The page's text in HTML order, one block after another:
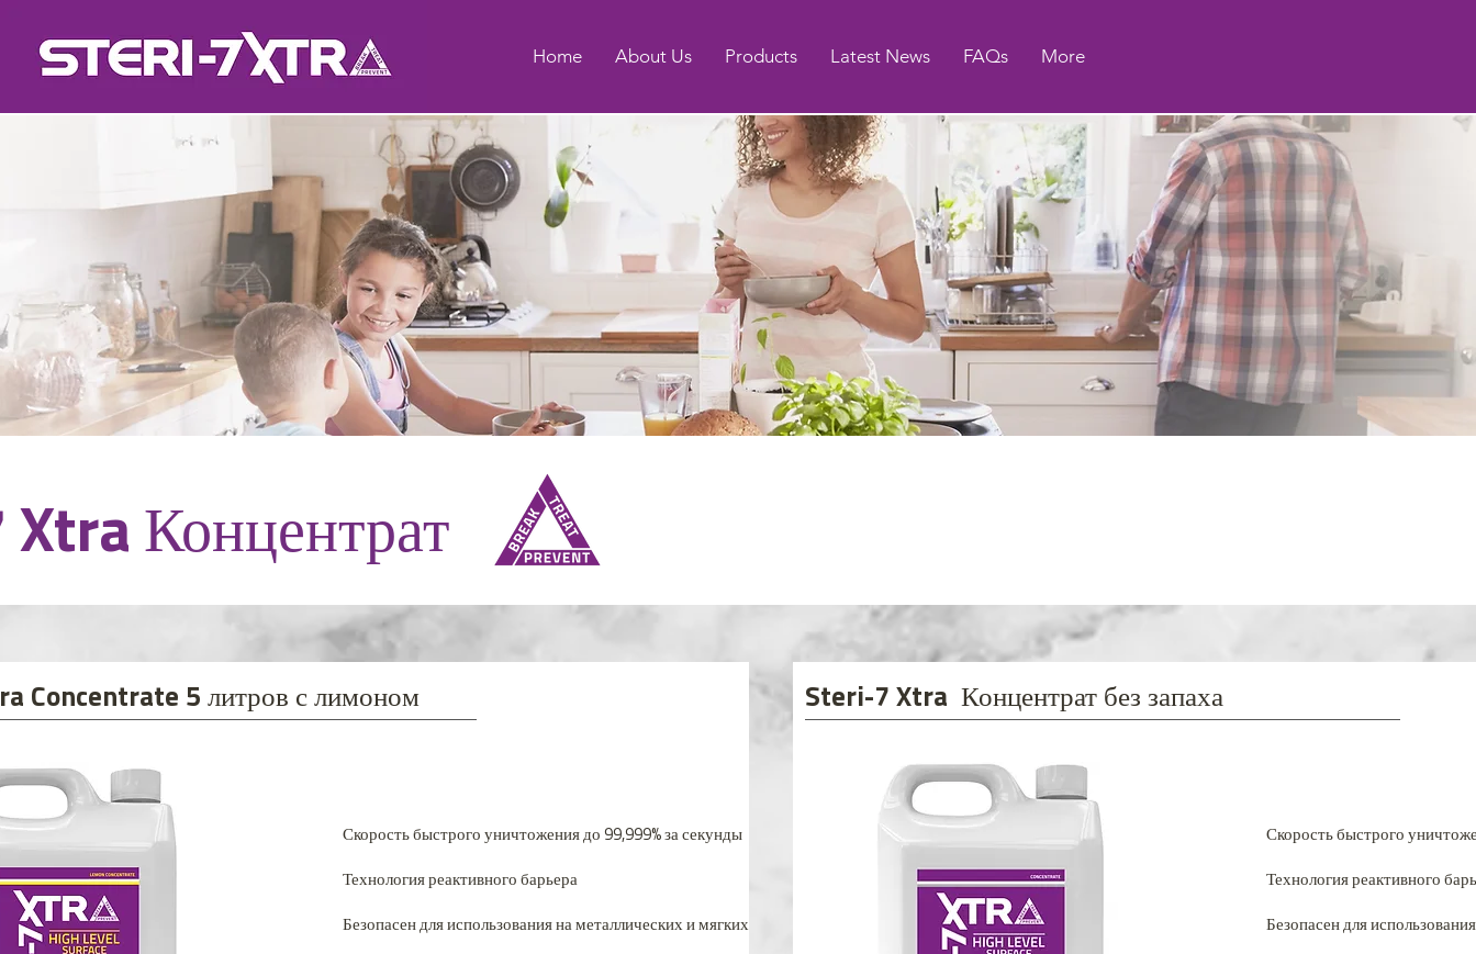
Home About Us Products Latest News FAQs More
Концентрат
Concentrate 5 литров с лимоном
Скорость быстрого уничтожения до 99,999% за секунды
Технология реактивного барьера
Безопасен для использования на металлических и мягких
Steri-7 Xtra Концентрат без запаха
Скорость быстрого
Технология реактивного
Безопасен для